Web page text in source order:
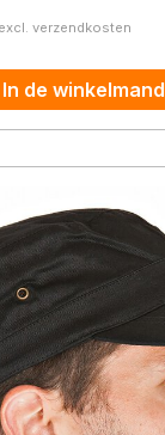
verzendkosten
In de winkelmand